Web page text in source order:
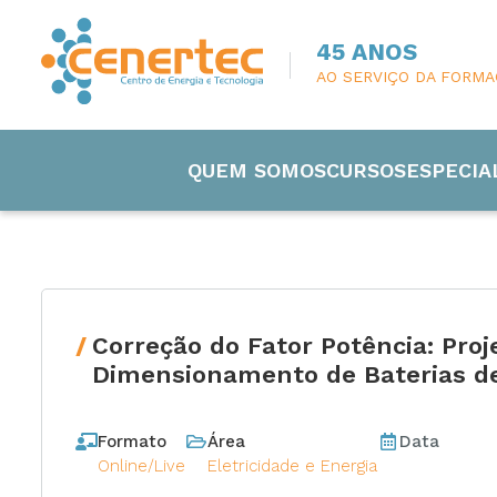
45 ANOS
AO SERVIÇO DA
QUEM SOMOSCURSOS
Correção do Fator Potência:
Dimensionamento de Baterias
Formato
Online/Live
Área
Eletricidade e Energia
Data